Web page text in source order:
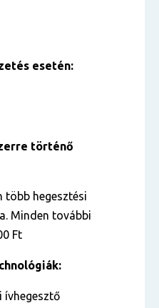
esetén:
történő
több hegesztési
Minden további
Ft
ívhegesztő